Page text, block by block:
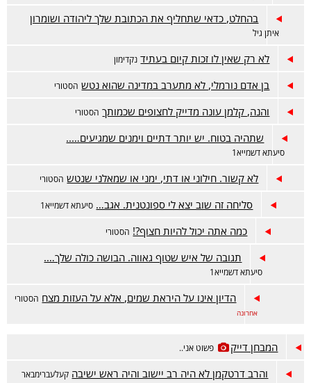
בהחלט, כדאי שתחליף את הכתובת שלך ליהודה ושומרון
איתן גיל
לא רק שאין לו זכות קיום בעתיד נקדימון
בן אדם נורמלי, לא מתערב במדינה שהוא נטש הסטורי
והנה, קלמן עונה מדייק לחצופים שכמותך הסטורי
שתהיה בטוח. יש יותר דתיים וימנים שמגיעים…..
סיעתא דשמייא1
לא קשור. חילוני או דתי, ימני או שמאלני שנטש הסטורי
סליחה זה שוב יצא לי ספונטנית. אגב… סיעתא דשמייא1
כמה אתה יכול להיות חצוף?! הסטורי
תגובה של איש שטוף גאווה. הבושה כולה שלך….
סיעתא דשמייא1
הדיון אינו על היראת שמים, אלא על העזות מצח הסטורי
אחרונה
המבחן דייק פשוט אני..
והרב דרטקמן לא היה רב יישוב והיה ראש ישיבה קעלעברימבאר